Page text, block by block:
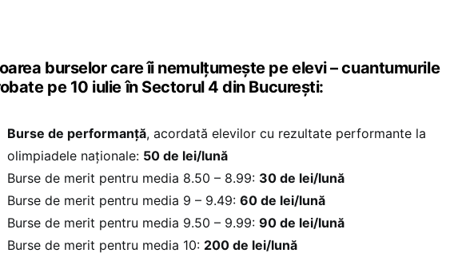
burselor care îi nemulțumește pe elevi – cuantumurile
pe 10 iulie în Sectorul 4 din București:
Burse de performanță, acordată elevilor cu rezultate performante la
olimpiadele naționale: 50 de lei/lună
Burse de merit pentru media 8.50 – 8.99: 30 de lei/lună
Burse de merit pentru media 9 – 9.49: 60 de lei/lună
Burse de merit pentru media 9.50 – 9.99: 90 de lei/lună
Burse de merit pentru media 10: 200 de lei/lună